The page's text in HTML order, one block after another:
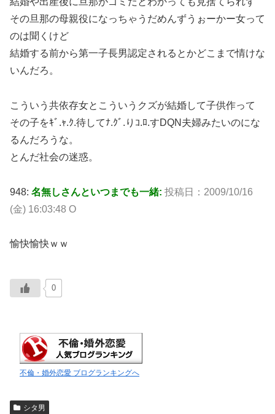
その旦那の母親役になっちゃうだめんずうぉーかー女って
のは聞くけど
結婚する前から第一子長男認定されるとかどこまで情けな
いんだろ。
こういう共依存女とこういうクズが結婚して子供作って
その子をｷﾞ.ｬ.ｸ.待してﾅ.ｸﾞ.りｺ.ﾛ.すDQN夫婦みたいのにな
るんだろうな。
とんだ社会の迷惑。
948: 名無しさんといつまでも一緒: 投稿日：2009/10/16
(金) 16:03:48 O
愉快愉快ｗｗ
0
不倫・婚外恋愛 ブログランキングへ
シタ男